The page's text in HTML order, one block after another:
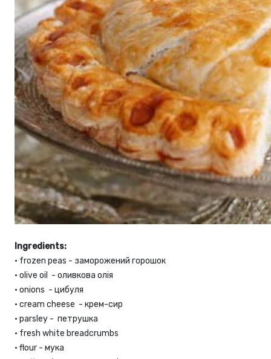
Ingredients:
• frozen peas - заморожений горошок
• olive oil - оливкова олія
• onions - цибуля
• cream cheese - крем-сир
• parsley - петрушка
• fresh white breadcrumbs
• flour - мука